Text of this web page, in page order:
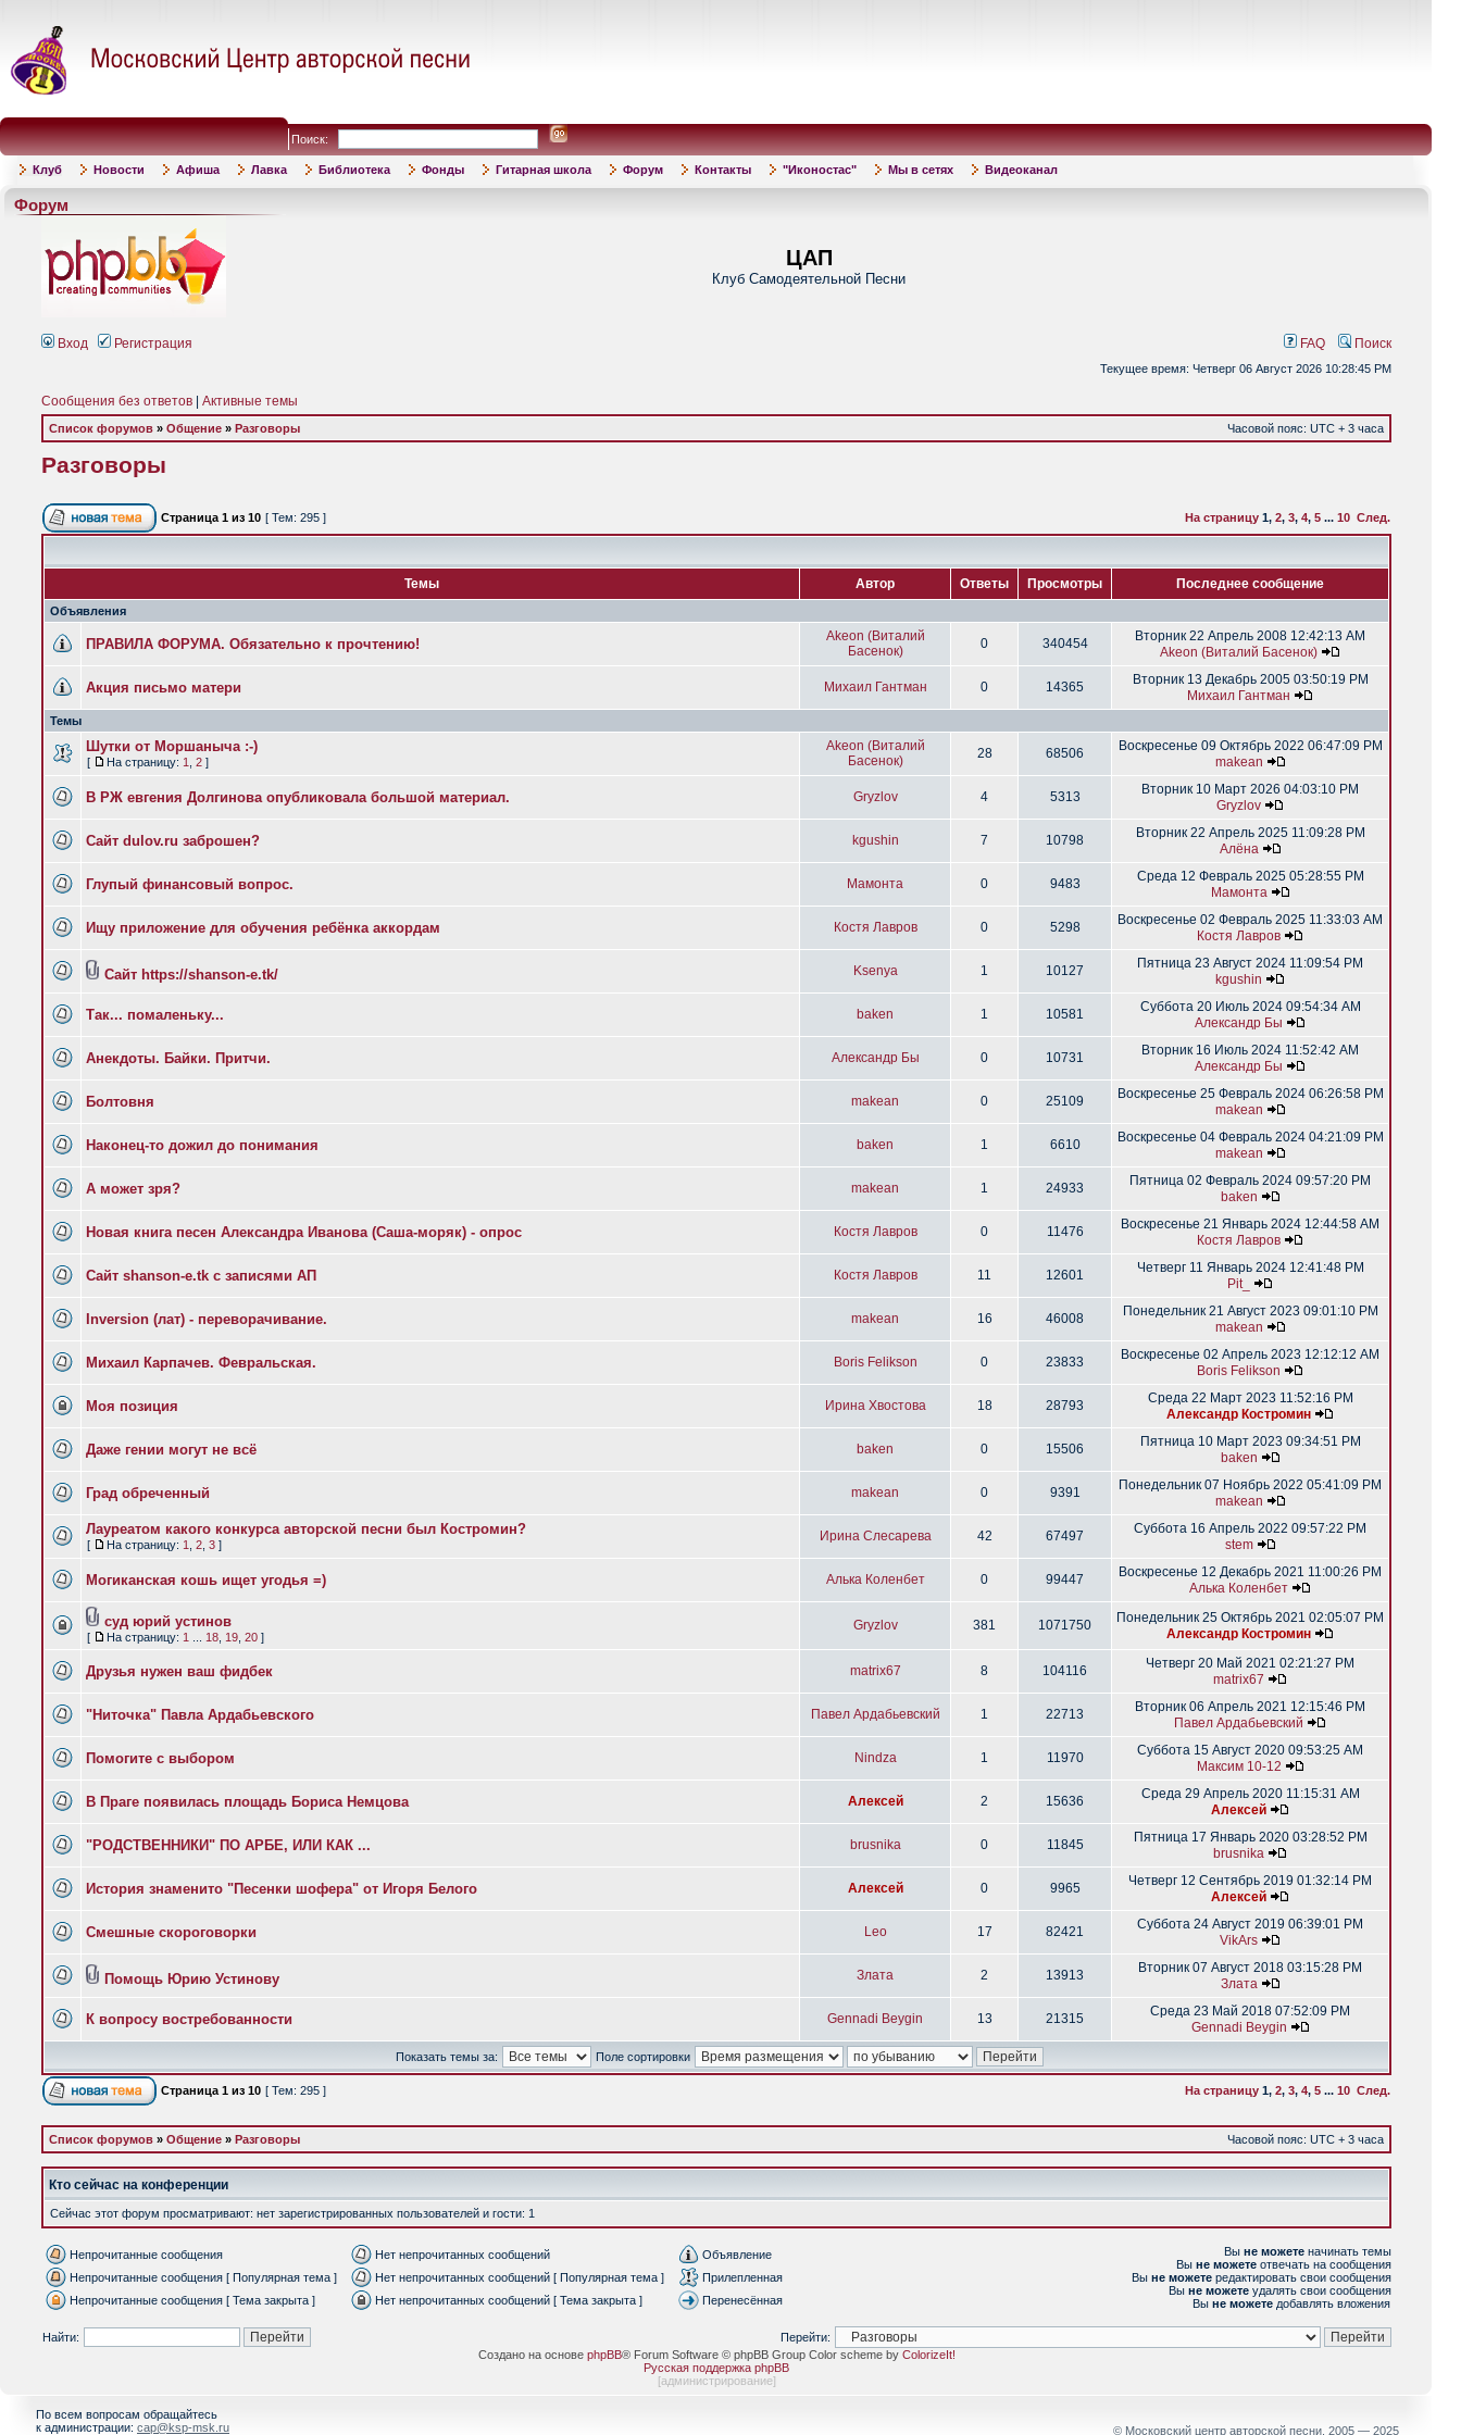
Поиск:
Клуб Новости Афиша Лавка Библиотека Фонды Гитарная школа Форум Контакты "Иконостас" Мы в сетях Видеоканал
Форум
ЦАП
Клуб Самодеятельной Песни
Вход Регистрация FAQ Поиск
Текущее время: Четверг 06 Август 2026 10:28:45 PM
Сообщения без ответов Активные темы
Список форумов » Общение » Разговоры Часовой пояс: UTC + 3 часа
Разговоры
Страница 1 из 10 [ Тем: 295 ] На страницу 1, 2, 3, 4, 5 ... 10 След.
Темы Автор Ответы Просмотры Последнее сообщение
Объявления
ПРАВИЛА ФОРУМА. Обязательно к прочтению!
Akeon (Виталий
Басенок)
0 340454
Вторник 22 Апрель 2008 12:42:13 AM
Akeon (Виталий Басенок)
Акция письмо матери Михаил Гантман 0 14365
Вторник 13 Декабрь 2005 03:50:19 PM
Михаил Гантман
Темы
Шутки от Моршаныча :-)
[ На страницу: 1 2 ]
Akeon (Виталий
Басенок)
28 68506
Воскресенье 09 Октябрь 2022 06:47:09 PM
makean
В РЖ евгения Долгинова опубликовала большой материал. Gryzlov 4 5313
Вторник 10 Март 2026 04:03:10 PM
Gryzlov
Сайт dulov.ru заброшен? kgushin 7 10798
Вторник 22 Апрель 2025 11:09:28 PM
Алёна
Глупый финансовый вопрос. Мамонта 0 9483
Среда 12 Февраль 2025 05:28:55 PM
Мамонта
Ищу приложение для обучения ребёнка аккордам Костя Лавров 0 5298
Воскресенье 02 Февраль 2025 11:33:03 AM
Костя Лавров
Сайт https://shanson-e.tk/ Ksenya 1 10127
Пятница 23 Август 2024 11:09:54 PM
kgushin
Так... помаленьку... baken 1 10581
Суббота 20 Июль 2024 09:54:34 AM
Александр Бы
Анекдоты. Байки. Притчи. Александр Бы 0 10731
Вторник 16 Июль 2024 11:52:42 AM
Александр Бы
Болтовня makean 0 25109
Воскресенье 25 Февраль 2024 06:26:58 PM
makean
Наконец-то дожил до понимания baken 1 6610
Воскресенье 04 Февраль 2024 04:21:09 PM
makean
А может зря? makean 1 24933
Пятница 02 Февраль 2024 09:57:20 PM
baken
Новая книга песен Александра Иванова (Саша-моряк) - опрос Костя Лавров 0 11476
Воскресенье 21 Январь 2024 12:44:58 AM
Костя Лавров
Сайт shanson-e.tk с записями АП Костя Лавров 11 12601
Четверг 11 Январь 2024 12:41:48 PM
Pit_
Inversion (лат) - переворачивание. makean 16 46008
Понедельник 21 Август 2023 09:01:10 PM
makean
Михаил Карпачев. Февральская. Boris Felikson 0 23833
Воскресенье 02 Апрель 2023 12:12:12 AM
Boris Felikson
Моя позиция Ирина Хвостова 18 28793
Среда 22 Март 2023 11:52:16 PM
Александр Костромин
Даже гении могут не всё baken 0 15506
Пятница 10 Март 2023 09:34:51 PM
baken
Град обреченный makean 0 9391
Понедельник 07 Ноябрь 2022 05:41:09 PM
makean
Лауреатом какого конкурса авторской песни был Костромин?
[ На страницу: 1 2 3 ]
Ирина Слесарева 42 67497
Суббота 16 Апрель 2022 09:57:22 PM
stem
Могиканская кошь ищет угодья =) Алька Коленбет 0 99447
Воскресенье 12 Декабрь 2021 11:00:26 PM
Алька Коленбет
суд юрий устинов
[ На страницу: 1 18 19 20 ]
Gryzlov 381 1071750
Понедельник 25 Октябрь 2021 02:05:07 PM
Александр Костромин
Друзья нужен ваш фидбек matrix67 8 104116
Четверг 20 Май 2021 02:21:27 PM
matrix67
"Ниточка" Павла Ардабьевского Павел Ардабьевский 1 22713
Вторник 06 Апрель 2021 12:15:46 PM
Павел Ардабьевский
Помогите с выбором Nindza 1 11970
Суббота 15 Август 2020 09:53:25 AM
Максим 10-12
В Праге появилась площадь Бориса Немцова Алексей 2 15636
Среда 29 Апрель 2020 11:15:31 AM
Алексей
"РОДСТВЕННИКИ" ПО АРБЕ, ИЛИ КАК ... brusnika 0 11845
Пятница 17 Январь 2020 03:28:52 PM
brusnika
История знаменито "Песенки шофера" от Игоря Белого Алексей 0 9965
Четверг 12 Сентябрь 2019 01:32:14 PM
Алексей
Смешные скороговорки Leo 17 82421
Суббота 24 Август 2019 06:39:01 PM
VikArs
Помощь Юрию Устинову Злата 2 13913
Вторник 07 Август 2018 03:15:28 PM
Злата
К вопросу востребованности Gennadi Beygin 13 21315
Среда 23 Май 2018 07:52:09 PM
Gennadi Beygin
Показать темы за: Поле сортировки
Страница 1 из 10 [ Тем: 295 ] На страницу 1, 2, 3, 4, 5 ... 10 След.
Список форумов » Общение » Разговоры Часовой пояс: UTC + 3 часа
Кто сейчас на конференции
Сейчас этот форум просматривают: нет зарегистрированных пользователей и гости: 1
Непрочитанные сообщения Нет непрочитанных сообщений
Объявление
Непрочитанные сообщения [ Популярная тема ]
Нет непрочитанных сообщений [ Популярная тема ]
Прилепленная
Непрочитанные сообщения [ Тема закрыта ]
Нет непрочитанных сообщений [ Тема закрыта ] Перенесённая
Вы не можете начинать темы
Вы не можете отвечать на сообщения
Вы не можете редактировать свои сообщения
Вы не можете удалять свои сообщения
Вы не можете добавлять вложения
Найти:
Перейти:
Создано на основе phpBB® Forum Software © phpBB Group Color scheme by ColorizeIt!
Русская поддержка phpBB
[администрирование]
По всем вопросам обращайтесь
к администрации: cap@ksp-msk.ru © Московский центр авторской песни, 2005 — 2025